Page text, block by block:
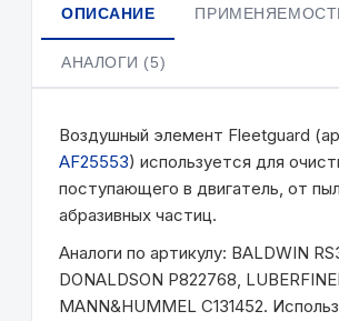
ОПИСАНИЕ
АНАЛОГИ (5)
Воздушный элемент Fleetguard
AF25553) используется для
поступающего в двигатель, от
абразивных частиц.
Аналоги по артикулу: BALDWIN
DONALDSON P822768,
MANN&HUMMEL C131452.